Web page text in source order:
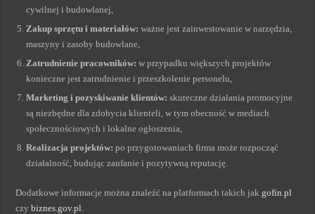
cywilnej i budowlanej,
Zakup sprzętu i materiałów: ważne jest zainwestowanie w narzędzia,
maszyny i zasoby budowlane,
Zatrudnienie pracowników: w przypadku większych projektów
konieczne jest zatrudnienie i przeszkolenie personelu,
Marketing i pozyskiwanie klientów: skuteczne działania promocyjne
są niezbędne dla zdobycia klienteli, w tym obecność w mediach
społecznościowych i lokalne ogłoszenia,
Realizacja projektów: po przygotowaniach firma może rozpocząć
działalność, budując zaufanie i pozytywną reputację.
Dodatkowe informacje można znaleźć na platformach takich jakgofin.pl
czybiznes.gov.pl.